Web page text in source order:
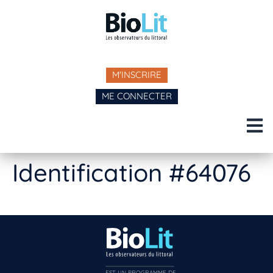
M'INSCRIRE
ME CONNECTER
Identification #64076